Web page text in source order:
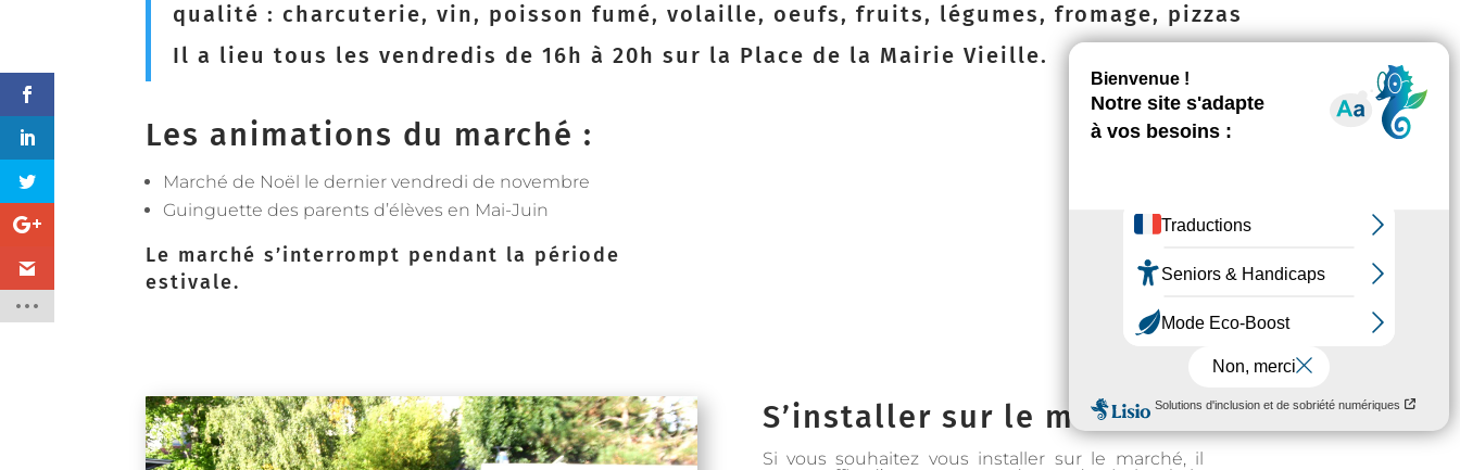
qualité : charcuterie, vin, poisson fumé, volaille, oeufs, fruits, légumes, fromage, pizzas
Il a lieu tous les vendredis de 16h à 20h sur la Place de la Mairie Vieille.
Les animations du marché :
Marché de Noël le dernier vendredi de novembre
Guinguette des parents d’élèves en Mai-Juin
Le marché s’interrompt pendant la période
estivale.
S’installer sur le marché :
Si vous souhaitez vous installer sur le marché, il